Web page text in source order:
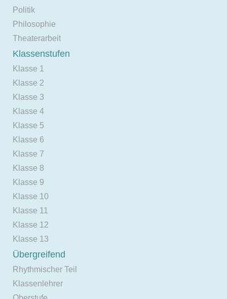
Politik
Philosophie
Theaterarbeit
Klassenstufen
Klasse 1
Klasse 2
Klasse 3
Klasse 4
Klasse 5
Klasse 6
Klasse 7
Klasse 8
Klasse 9
Klasse 10
Klasse 11
Klasse 12
Klasse 13
Übergreifend
Rhythmischer Teil
Klassenlehrer